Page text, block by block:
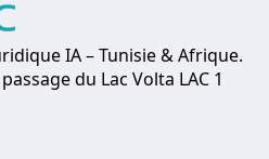
IA – Tunisie & Afrique.
du Lac Volta LAC 1